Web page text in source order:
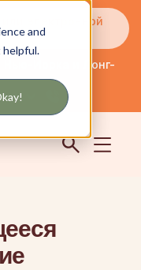
and
helpful.
или электронной
Нью-Йорка и Лонг-